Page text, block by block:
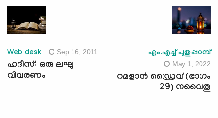
Web desk Sep 16, 2011
ഹദീസ്: ഒരു ലഘു
വിവരണം
എം.എച്ച് പുതുപ്പറമ്പ്
May 1, 2022
റമളാൻ ഡ്രൈവ് (ഭാഗം
29) നവൈതു